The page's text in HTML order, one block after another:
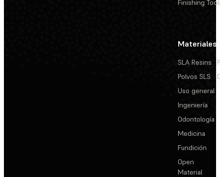
Finishing
Materiales
SLA Resins
Polvos SLS
Uso general
Ingeniería
Odontología
Medicina
Fundición
Open
Material